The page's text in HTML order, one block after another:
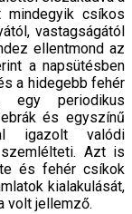
mindegyik csíkos
vas­tagságától
ellentmond az
a napsütésben
a hidegebb fehér
egy periodikus
és egyszínű
igazolt valódi
szemlélteti. Azt is
és fehér csíkok
kialaku­lását,
volt jellemző.